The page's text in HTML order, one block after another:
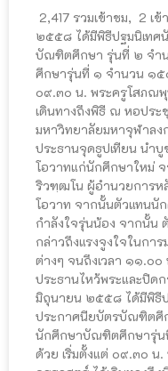
2,417 รวมเข้าชม, 2 เ
๒๕๕๘ ได้มีพิธีปฐมนิเทศ
บัณฑิตศึกษา รุ่นที่ ๒ จำ
ศึกษารุ่นที่ ๑ จำนวน ๑๕
๐๙.๓๐ น. พระครูโสภณ
เดินทางถึงพิธี ณ หอประ
มหาวิทยาลัยมหาจุฬาลง
ประธานจุดธูปเทียน นำ
โอวาทแก่นักศึกษาใหม่
ริวฑฺฒโน ผู้อำนวยการห
โอวาท จากนั้นตัวแทนนั
กำลังใจรุ่นน้อง จากนั้น
กล่าวถึงแรงจูงใจในกา
ต่างๆ จนถึงเวลา ๑๑.๐๐
ประธานไหว้พระและปิด
มิถุนายน ๒๕๕๘ ได้มีพิธี
ประกาศนียบัตรบัณฑิตศึ
นักศึกษาบัณฑิตศึกษารุ่น
ด้วย เริ่มตั้งแต่ ๐๙.๓๐